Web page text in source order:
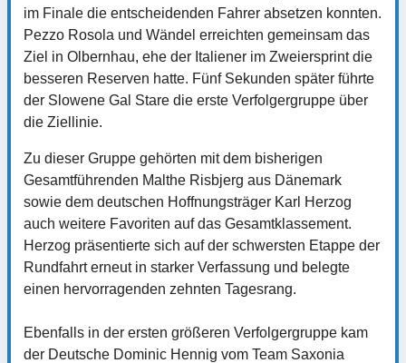
im Finale die entscheidenden Fahrer absetzen konnten.
Pezzo Rosola und Wändel erreichten gemeinsam das
Ziel in Olbernhau, ehe der Italiener im Zweiersprint die
besseren Reserven hatte. Fünf Sekunden später führte
der Slowene Gal Stare die erste Verfolgergruppe über
die Ziellinie.
Zu dieser Gruppe gehörten mit dem bisherigen
Gesamtführenden Malthe Risbjerg aus Dänemark
sowie dem deutschen Hoffnungsträger Karl Herzog
auch weitere Favoriten auf das Gesamtklassement.
Herzog präsentierte sich auf der schwersten Etappe der
Rundfahrt erneut in starker Verfassung und belegte
einen hervorragenden zehnten Tagesrang.
Ebenfalls in der ersten größeren Verfolgergruppe kam
der Deutsche Dominic Hennig vom Team Saxonia